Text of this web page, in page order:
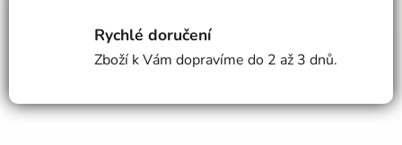
Rychlé doručení
Zboží k Vám dopravíme do 2 až 3 dnů.